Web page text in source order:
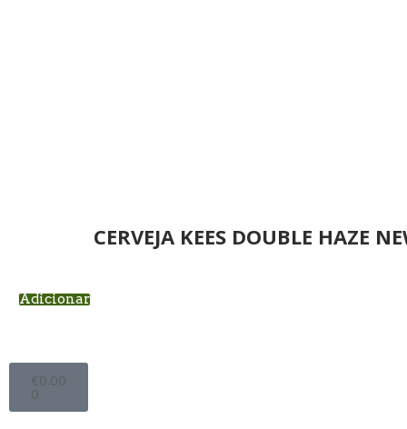
CERVEJA KEES DOUBLE HAZE
Adicionar
€0.00
0